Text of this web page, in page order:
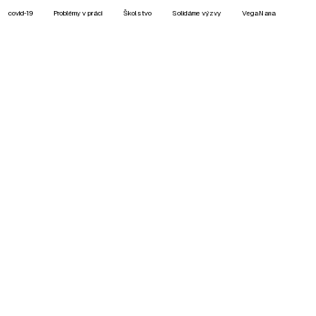
covid-19 Problémy v práci Školstvo Solidárne výzvy VegaNana